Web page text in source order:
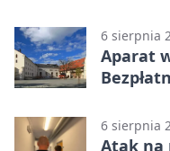
6 sierpnia
Aparat
6 sierpnia
Atak na